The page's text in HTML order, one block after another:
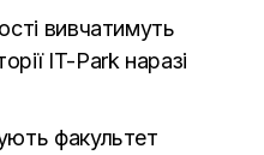
вивчатимуть
IT-Park наразі
факультет